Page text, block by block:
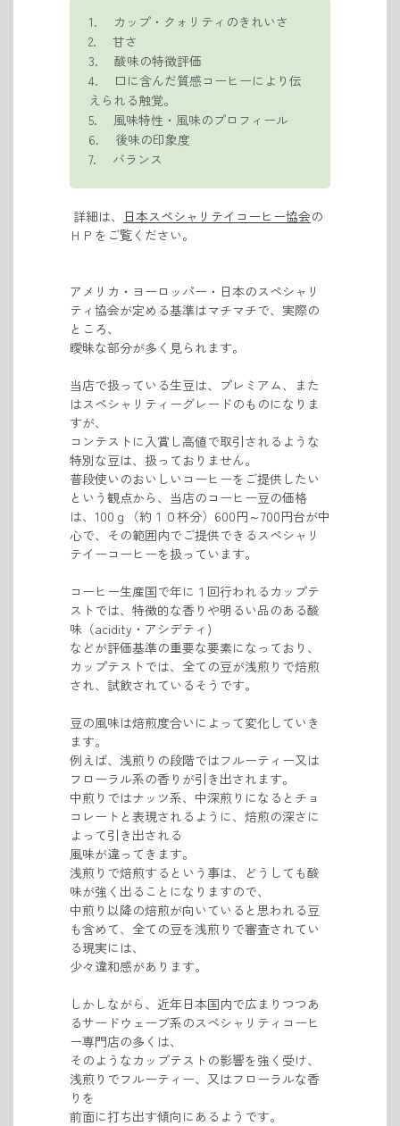
1. カップ・クォリティのきれいさ
2. 甘さ
3. 酸味の特徴評価
4. 口に含んだ質感コーヒーにより伝
えられる触覚。
5. 風味特性・風味のプロフィール
6. 後味の印象度
7. バランス
詳細は、 日本スペシャリテイコーヒー協会の
ＨＰをご覧ください。
アメリカ・ヨーロッパー・日本のスペシャリ
ティ協会が定める基準はマチマチで、実際の
ところ、
曖昧な部分が多く見られます。
当店で扱っている生豆は、プレミアム、また
はスペシャリティーグレードのものになりま
すが、
コンテストに入賞し高値で取引されるような
特別な豆は、扱っておりません。
普段使いのおいしいコーヒーをご提供したい
という観点から、当店のコーヒー豆の価格
は、100ｇ（約１０杯分）600円～700円台が中
心で、 その範囲内でご提供できる スペシャリ
テイーコーヒーを扱っています。
コーヒー生産国で年に１回行われるカップテ
ストでは、特徴的な香りや明るい品のある酸
味（acidity・アシデティ)
などが評価基準の重要な要素になっており、
カップテストでは、全ての豆が浅煎りで焙煎
され、試飲されているそうです。
豆の風味は焙煎度合いによって変化していき
ます。
例えば、浅煎りの段階ではフルーティー又は
フローラル系の香りが引き出されます。
中煎りではナッツ系、 中深煎りになるとチョ
コレートと表現されるように、 焙煎の深さに
よって引き出される
風味が違ってきます。
浅煎りで焙煎するという事は、どうしても酸
味が強く出ることになりますので、
中煎り以降の焙煎が向いていると思われる豆
も含めて、全ての豆を浅煎りで審査されてい
る現実には、
少々違和感があります。
しかしながら、近年日本国内で広まりつつあ
るサードウェーブ系のスペシャリティコーヒ
ー専門店の多くは、
そのようなカップテストの影響を強く受け、
浅煎りでフルーティー、 又はフローラルな香
りを
前面に打ち出す傾向にあるようです。